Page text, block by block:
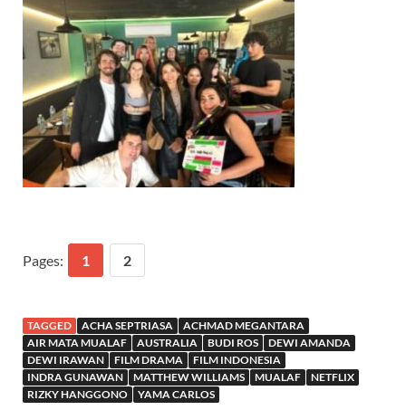
Pages: 1 2
TAGGED ACHA SEPTRIASA
ACHMAD MEGANTARA
AIR MATA MUALAF
AUSTRALIA BUDI ROS
DEWI AMANDA
DEWI IRAWAN
FILM DRAMA
FILM INDONESIA
INDRA GUNAWAN
MATTHEW WILLIAMS MUALAF
NETFLIX
RIZKY HANGGONO
YAMA CARLOS